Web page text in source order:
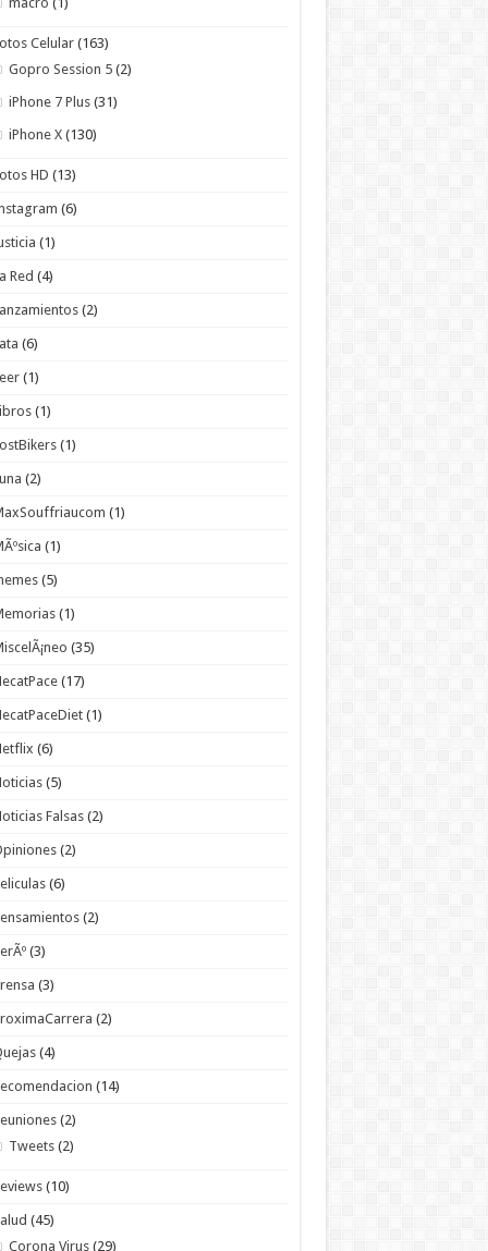
Celular (163)
Gopro Session 5 (2)
iPhone 7 Plus (31)
iPhone X (130)
HD (13)
(6)
(1)
Red (4)
(2)
(6)
(1)
(1)
(1)
(2)
(1)
(1)
(5)
(1)
(35)
(17)
(1)
(6)
(5)
Falsas (2)
(2)
(6)
(2)
(3)
(3)
(2)
(4)
(14)
(2)
Tweets (2)
(10)
(45)
Corona Virus (29)